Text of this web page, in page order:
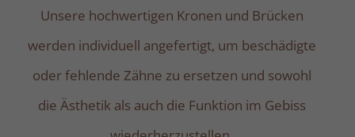
Unsere hochwertigen Kronen und Brücken
werden individuell angefertigt, um beschädigte
oder fehlende Zähne zu ersetzen und sowohl
die Ästhetik als auch die Funktion im Gebiss